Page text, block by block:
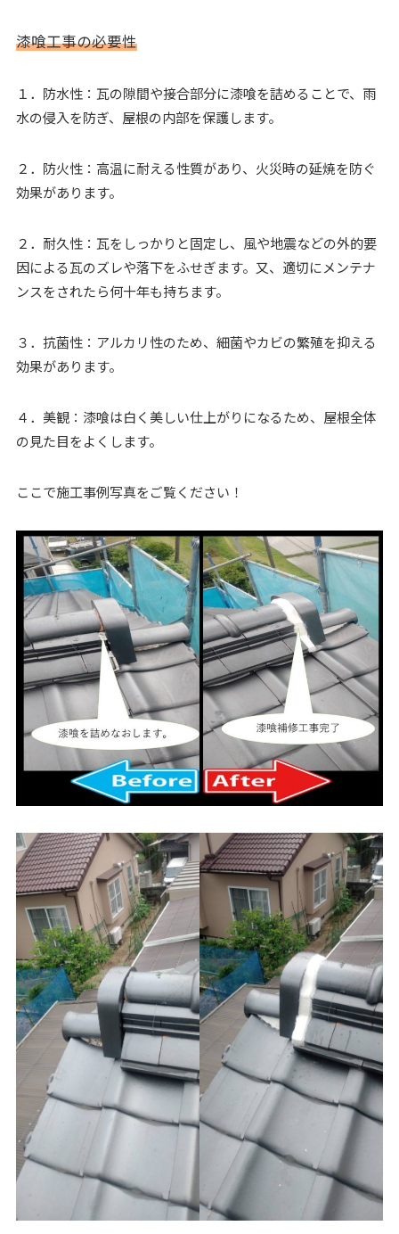
漆喰工事の必要性
１．防水性：瓦の隙間や接合部分に漆喰を詰めることで、雨
水の侵入を防ぎ、屋根の内部を保護します。
２．防火性：高温に耐える性質があり、火災時の延焼を防ぐ
効果があります。
２．耐久性：瓦をしっかりと固定し、風や地震などの外的要
因による瓦のズレや落下をふせぎます。又、適切にメンテナ
ンスをされたら何十年も持ちます。
３．抗菌性：アルカリ性のため、細菌やカビの繁殖を抑える
効果があります。
４．美観：漆喰は白く美しい仕上がりになるため、屋根全体
の見た目をよくします。
ここで施工事例写真をご覧ください！